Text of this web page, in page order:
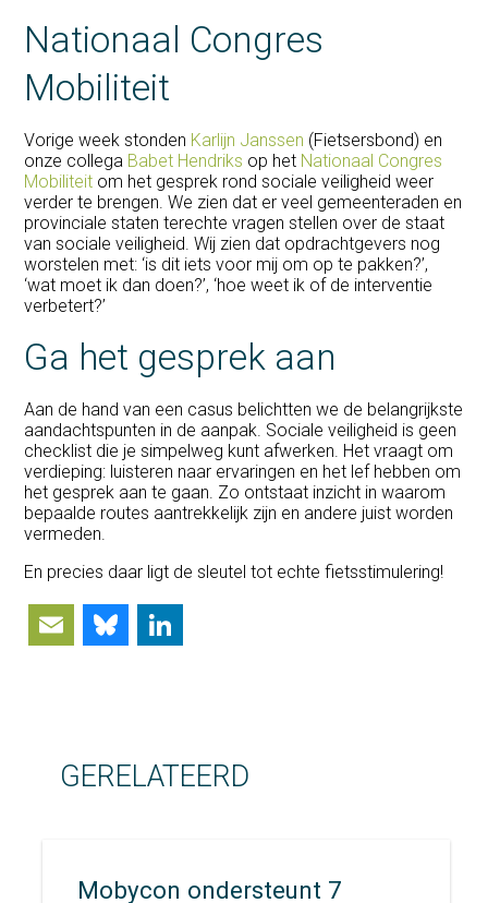
Nationaal Congres
Mobiliteit
Vorige week stonden Karlijn Janssen (Fietsersbond) en
onze collega Babet Hendriks op het Nationaal Congres
Mobiliteit om het gesprek rond sociale veiligheid weer
verder te brengen. We zien dat er veel gemeenteraden en
provinciale staten terechte vragen stellen over de staat
van sociale veiligheid. Wij zien dat opdrachtgevers nog
worstelen met: ‘is dit iets voor mij om op te pakken?’,
‘wat moet ik dan doen?’, ‘hoe weet ik of de interventie
verbetert?’
Ga het gesprek aan
Aan de hand van een casus belichtten we de belangrijkste
aandachtspunten in de aanpak. Sociale veiligheid is geen
checklist die je simpelweg kunt afwerken. Het vraagt om
verdieping: luisteren naar ervaringen en het lef hebben om
het gesprek aan te gaan. Zo ontstaat inzicht in waarom
bepaalde routes aantrekkelijk zijn en andere juist worden
vermeden.
En precies daar ligt de sleutel tot echte fietsstimulering!
EmailBluesky
GERELATEERD
Mobycon ondersteunt 7